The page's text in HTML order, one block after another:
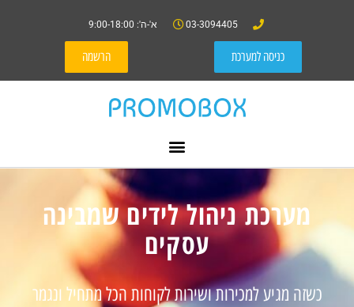
03-3094405 א'-ה': 9:00-18:00
כניסה למערכת הרשמה
מערכת ניהול לידים שמבינה
עסקים
כשזה מגיע למכירות ושירות לקוחות הכל מתחיל ונגמר